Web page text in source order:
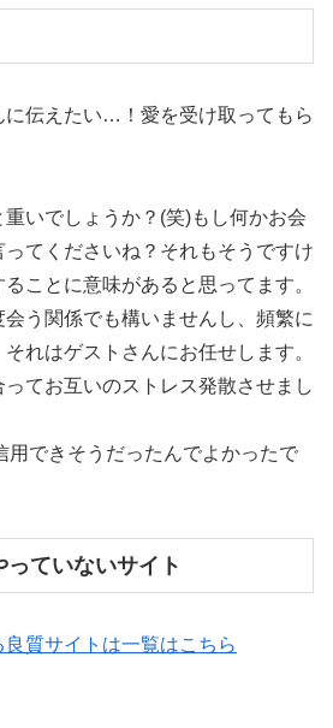
に伝えたい…！愛を受け取ってもら
いでしょうか？(笑)もし何かお会
てくださいね？それもそうですけ
ことに意味があると思ってます。
う関係でも構いませんし、頻繁に
れはゲストさんにお任せします。
てお互いのストレス発散させまし
用できそうだったんでよかったで
ていないサイト
質サイトは一覧はこちら